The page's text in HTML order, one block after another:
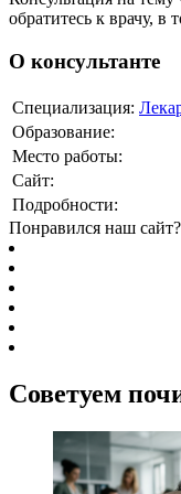
обратитесь к врачу,
О консультанте
Специализация:
Образование:
Место работы:
Сайт:
Подробности:
Понравился наш
Советуем